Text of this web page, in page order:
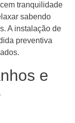
tranquilidade
sabendo
A instalação de
preventiva
e